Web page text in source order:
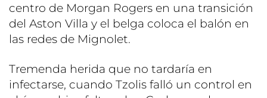
centro de Morgan Rogers en una transición
del Aston Villa y el belga coloca el balón en
las redes de Mignolet.
Tremenda herida que no tardaría en
infectarse, cuando Tzolis falló un control en